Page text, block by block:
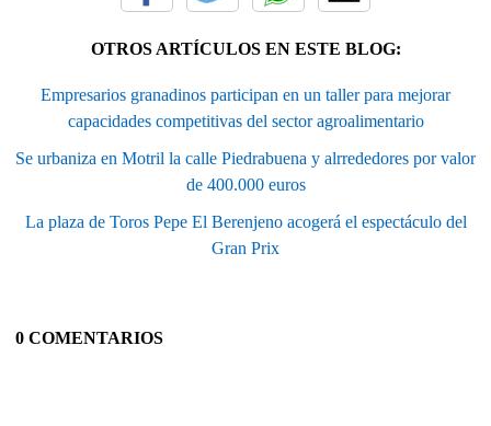
OTROS ARTÍCULOS EN ESTE BLOG:
Empresarios granadinos participan en un taller para mejorar
capacidades competitivas del sector agroalimentario
Se urbaniza en Motril la calle Piedrabuena y alrrededores por valor
de 400.000 euros
La plaza de Toros Pepe El Berenjeno acogerá el espectáculo del
Gran Prix
0 COMENTARIOS